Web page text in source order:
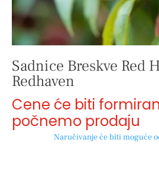
Sadnice Breskve Red
Redhaven
Cene će biti
počnemo prodaju
Naručivanje će biti moguće